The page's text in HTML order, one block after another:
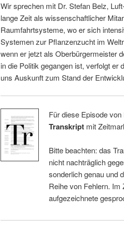
r
i
n
g
e
n
s
p
r
i
n
g
e
Wir sprechen mit Dr. Stefan Belz,
lange Zeit als wissenschaftlicher
Raumfahrtsysteme, wo er sich
Systemen zur Pflanzenzucht im
wenn er jetzt als Oberbürgermeister
in die Politik gegangen ist, verfolgt er
uns Auskunft zum Stand der
Für diese Episode
Transkriptmit
Bitte beachten: das
nicht nachträglich
sonderlich genau und
Reihe von Fehlern. Im
aufgezeichnete